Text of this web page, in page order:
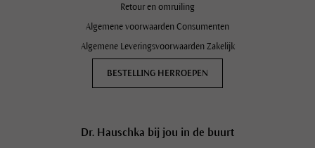
Retour en omruiling
Algemene voorwaarden Consumenten
Algemene Leveringsvoorwaarden Zakelijk
BESTELLING HERROEPEN
Dr. Hauschka bij jou in de buurt